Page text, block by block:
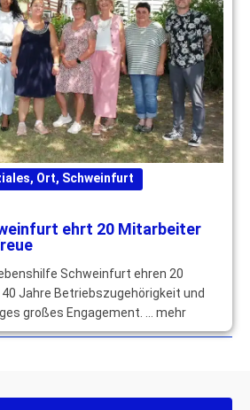
, Ort, Schweinfurt
ehrt 20 Mitarbeiter
Schweinfurt ehren 20
Jahre Betriebszugehörigkeit und
großes Engagement. … mehr